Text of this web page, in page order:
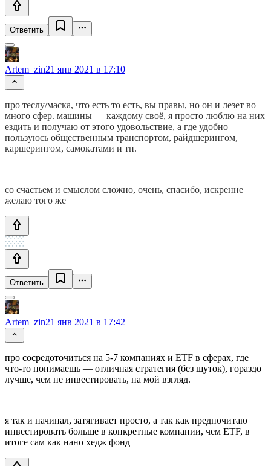
Ответить
Artem_zin21 янв 2021 в 17:10
про теслу/маска, что есть то есть, вы правы, но он и лезет во
много сфер. машины — каждому своё, я просто люблю на них
ездить и получаю от этого удовольствие, а где удобно —
пользуюсь общественным транспортом, райдшерингом,
каршерингом, самокатами и тп.
со счастьем и смыслом сложно, очень, спасибо, искренне
желаю того же
Ответить
Artem_zin21 янв 2021 в 17:42
про сосредоточиться на 5-7 компаниях и ETF в сферах, где
что-то понимаешь — отличная стратегия (без шуток), гораздо
лучше, чем не инвестировать, на мой взгляд.
я так и начинал, затягивает просто, а так как предпочитаю
инвестировать больше в конкретные компании, чем ETF, в
итоге сам как нано хедж фонд